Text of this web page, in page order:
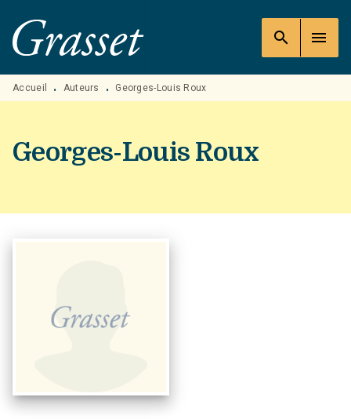
MENU RECHERCHE
PIED DE PAGE
search menu
Accueil • Auteurs • Georges-Louis Roux
Georges-Louis Roux